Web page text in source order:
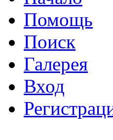
Помощь
Поиск
Галерея
Вход